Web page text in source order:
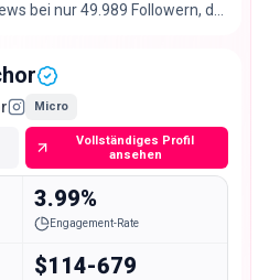
bei nur 49.989 Followern, der
Micro
Vollständiges Profil
ansehen
3.99%
Engagement-Rate
$114-679